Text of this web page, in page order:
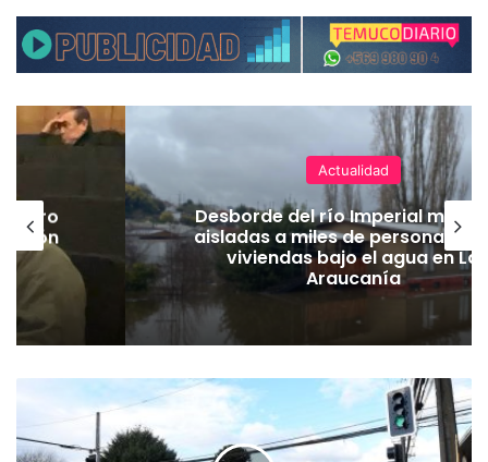
Actualidad
Desborde del río Imperial
aisladas a miles de personas y
viviendas bajo el agua en La
Araucanía
T
y